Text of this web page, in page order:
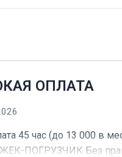
ОПЛАТА
час (до 13 000 в
ПОГРУЗЧИК Без